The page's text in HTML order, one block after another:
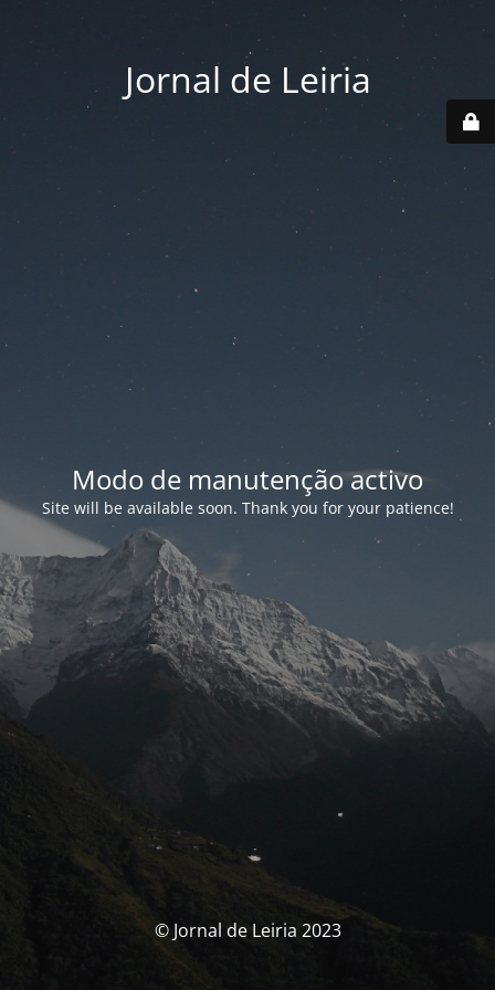
Jornal de Leiria
Modo de manutenção activo
Site will be available soon. Thank you for your patience!
© Jornal de Leiria 2023